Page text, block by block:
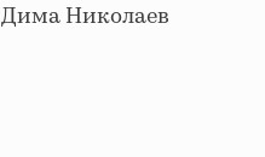
Дима Николаев